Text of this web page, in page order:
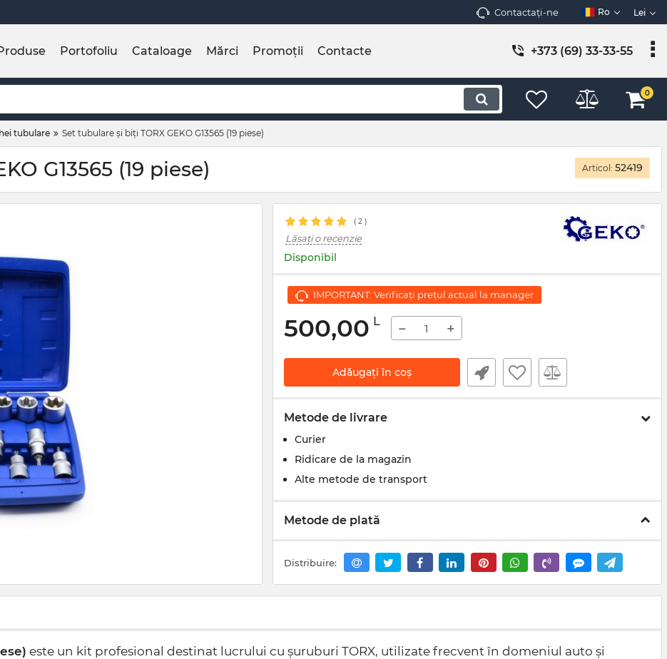
Contactați-ne Ro Lei
Portofoliu Cataloage Mărci Promoții Contacte +373 (69) 33-33-55
0
tubulare Set tubulare și biți TORX GEKO G13565 (19 piese)
G13565 (19 piese) Articol: 52419
( 2 )
Lăsați o recenzie
Disponibil
IMPORTANT: Verificați prețul actual la manager
500,00 L − +
Adăugați în coș
Metode de livrare
Curier
Ridicare de la magazin
Alte metode de transport
Metode de plată
Distribuire:
este un kit profesional destinat lucrului cu șuruburi TORX, utilizate frecvent în domeniul auto și